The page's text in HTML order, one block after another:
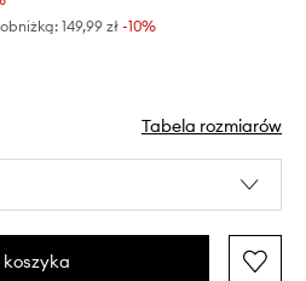
149,99 zł -10%
Tabela rozmiarów